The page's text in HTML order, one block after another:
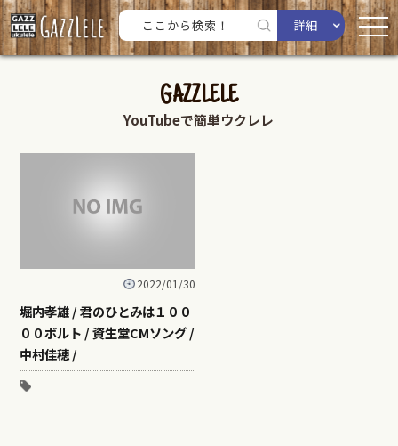
詳細
GAZZLELE
YouTubeで簡単ウクレレ
2022/01/30
堀内孝雄 / 君のひとみは１００
００ボルト / 資生堂CMソング /
中村佳穂 /